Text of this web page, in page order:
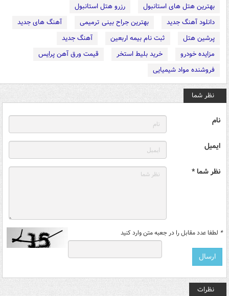
بهترین هتل های استانبول
رزرو هتل استانبول
دانلود آهنگ جدید
بهترین جراح بینی ترمیمی
آهنگ های جدید
پرشین هتل
ثبت نام بیمه اربعین
آهنگ جدید
مزایده خودرو
خرید بلیط استخر
قیمت ورق آهن پرایس
فروشنده مواد شیمیایی
نظر شما
نام
ایمیل
نظر شما *
* لطفا عدد مقابل را در جعبه متن وارد کنید
نظرات